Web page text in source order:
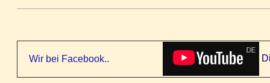
Wir bei Facebook..